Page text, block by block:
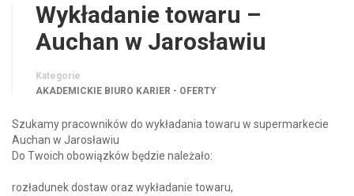
Wykładanie towaru –
Auchan w Jarosławiu
Kategorie
AKADEMICKIE BIURO KARIER - OFERTY
Szukamy pracowników do wykładania towaru w supermarkecie
Auchan w Jarosławiu
Do Twoich obowiązków będzie należało:
rozładunek dostaw oraz wykładanie towaru,